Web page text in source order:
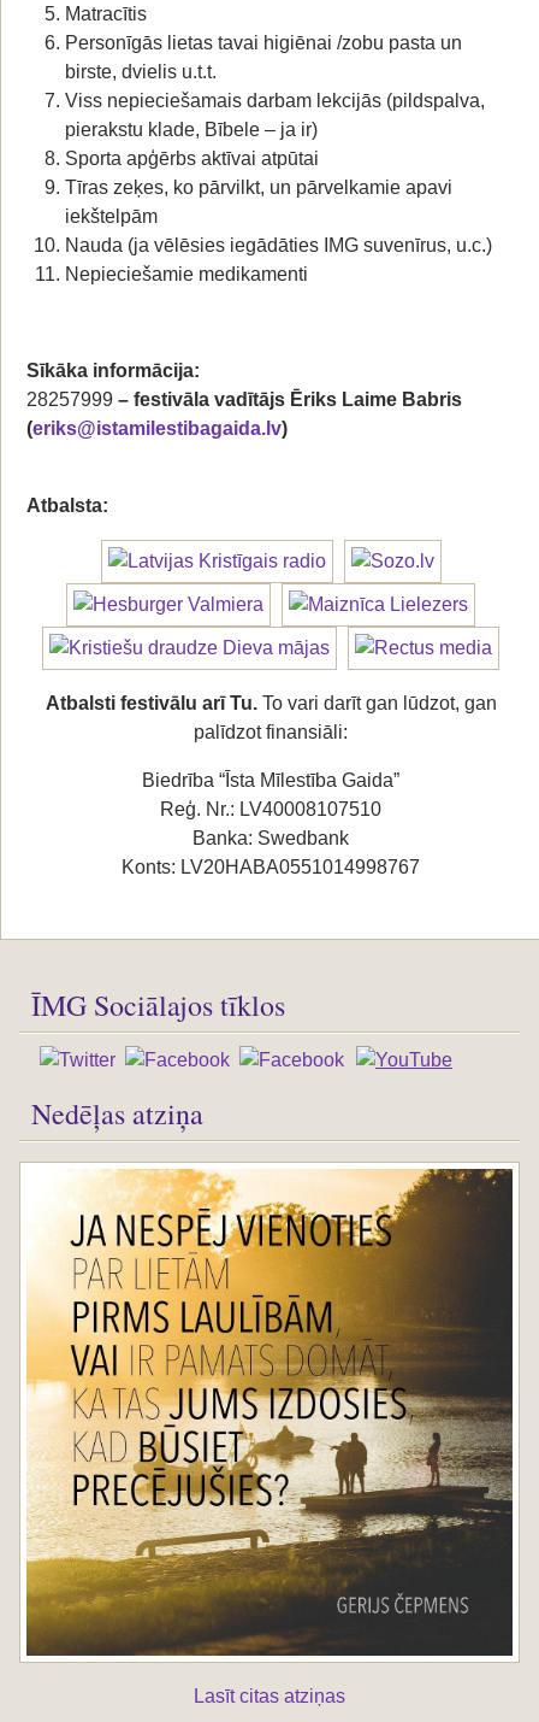
Matracītis
Personīgās lietas tavai higiēnai /zobu pasta un
birste, dvielis u.t.t.
Viss nepieciešamais darbam lekcijās (pildspalva,
pierakstu klade, Bībele – ja ir)
Sporta apģērbs aktīvai atpūtai
Tīras zeķes, ko pārvilkt, un pārvelkamie apavi
iekštelpām
Nauda (ja vēlēsies iegādāties IMG suvenīrus, u.c.)
Nepieciešamie medikamenti
Sīkāka informācija:
28257999 – festivāla vadītājs Ēriks Laime Babris
(eriks@istamilestibagaida.lv)
Atbalsta:
Atbalsti festivālu arī Tu.To vari darīt gan lūdzot, gan
palīdzot finansiāli:
Biedrība “Īsta Mīlestība Gaida”
Reģ. Nr.: LV40008107510
Banka: Swedbank
Konts: LV20HABA0551014998767
ĪMG Sociālajos tīklos
Nedēļas atziņa
Lasīt citas atziņas